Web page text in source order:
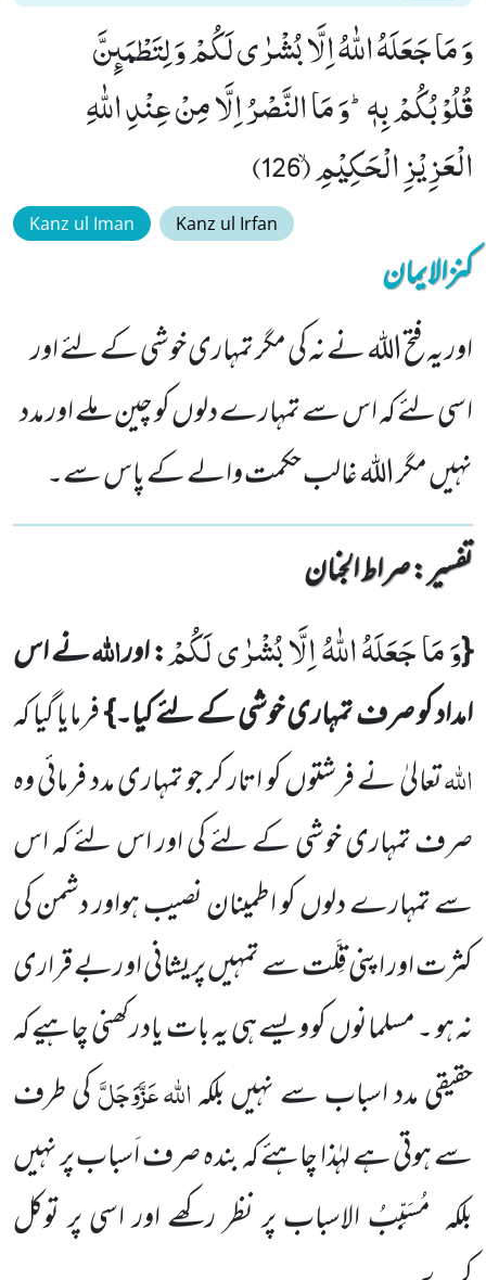
وَ مَا جَعَلَهُ اللّٰهُ اِلَّا بُشْرٰى لَكُمْ وَ لِتَطْمَىٕنَّ
قُلُوْبُكُمْ بِهٖؕ-وَ مَا النَّصْرُ اِلَّا مِنْ عِنْدِ اللّٰهِ
الْعَزِیْزِ الْحَكِیْمِۙ (126)
Kanz ul Iman Kanz ul Irfan
کنزالایمان
اور یہ فتح اللہ نے نہ کی مگر تمہاری خوشی کے لئے اور
اسی لئے کہ اس سے تمہارے دلوں کو چین ملے اور مدد
نہیں مگر اللہ غالب حکمت والے کے پاس سے۔
تفسیر : ‎صراط الجنان
{وَ مَا جَعَلَهُ اللّٰهُ اِلَّا بُشْرٰى لَكُمْ: اوراللہنے اس
امداد کو صرف تمہاری خوشی کے لئے کیا۔}فرمایا گیا کہ
اللہتعالیٰ نے فرشتوں کو اتار کر جو تمہاری مدد فرمائی وہ
صرف تمہاری خوشی کے لئے کی اور اس لئے کہ اس
سے تمہارے دلوں کو اطمینان نصیب ہواور دشمن کی
کثرت اور اپنی قِلَّت سے تمہیں پریشانی او ربے قراری
نہ ہو ۔ مسلمانوں کو ویسے ہی یہ بات یاد رکھنی چاہیے کہ
حقیقی مدد اسباب سے نہیں بلکہاللہعَزَّوَجَلَّکی طرف
سے ہوتی ہے لہٰذا چاہئے کہ بندہ صرف اَسباب پر نہیں
بلکہ مُسَبِّبُ الاسباب پر نظر رکھے اور اسی پر توکل